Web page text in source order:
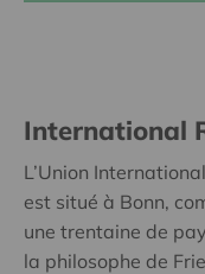
International
L’Union
est situé à Bonn,
une trentaine de
la philosophe de